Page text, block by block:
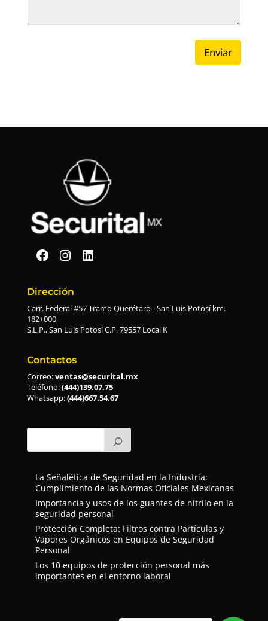
Enviar
Securital en Facebook
Securital en Instagram
Securital en Linkedin
Dirección
Carr. Federal #57 Tramo Querétaro - San Luis Potosí km.
182+000,
S.L.P., San Luis Potosí C.P. 79557 Local K
Contactos
Correo:ventas@securital.mx
Teléfono:(444)139.07.75
Whatsapp:(444)667.54.67
La Señalética de Seguridad en la Industria:
Cumplimiento de las Normas Oficiales Mexicanas
Importancia y usos de los guantes de nitrilo en la
seguridad personal
Protección Completa: Filtros contra Partículas y
Vapores Orgánicos en Equipos de Seguridad
Personal
Los 10 equipos de protección personal más
importantes en el entorno laboral